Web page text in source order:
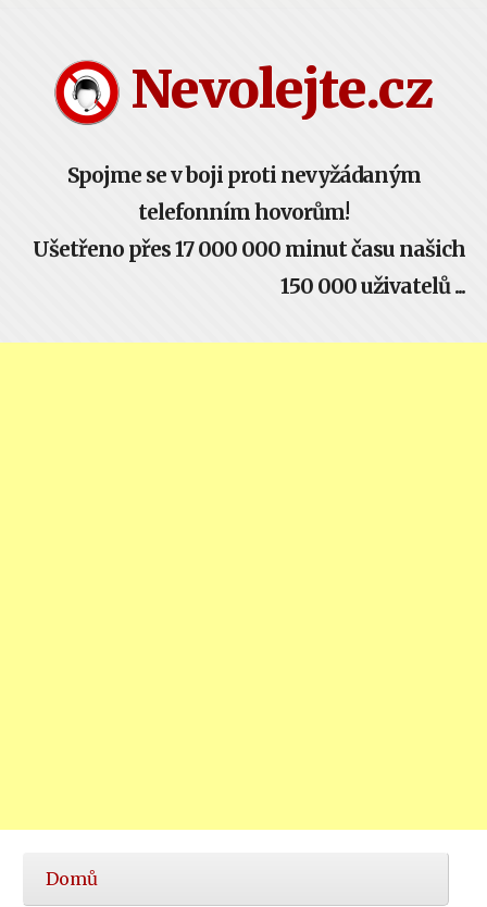
Nevolejte.cz
Spojme se v boji proti nevyžádaným
telefonním hovorům!
Ušetřeno přes 17 000 000 minut času našich
150 000 uživatelů ...
Hlavní
Domů